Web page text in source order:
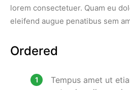
lorem consectetuer. Quam eu
eleifend augue penatibus sem
Ordered
Tempus amet ut